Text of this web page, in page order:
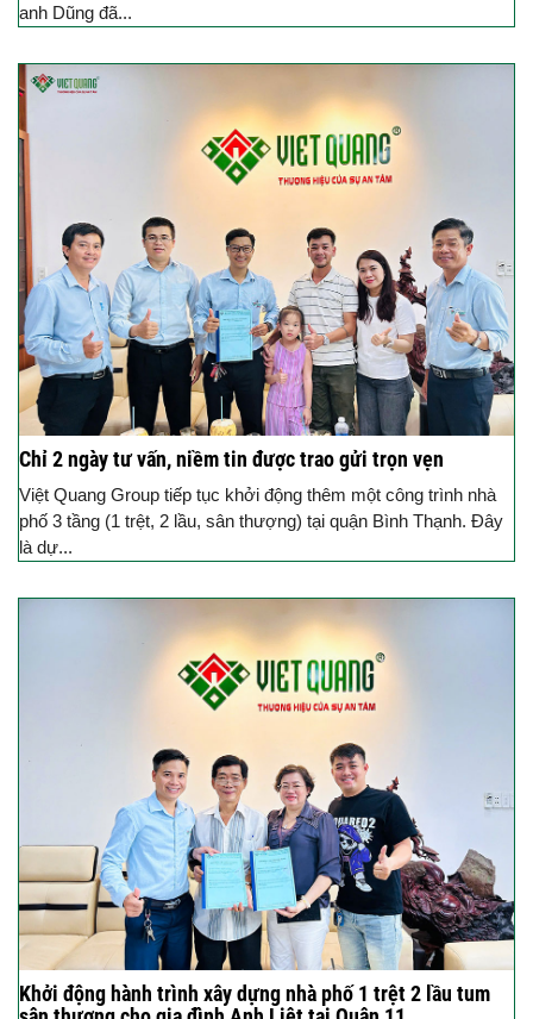
anh Dũng đã...
Chỉ 2 ngày tư vấn, niềm tin được trao gửi trọn vẹn
Việt Quang Group tiếp tục khởi động thêm một công trình nhà
phố 3 tầng (1 trệt, 2 lầu, sân thượng) tại quận Bình Thạnh. Đây
là dự...
Khởi động hành trình xây dựng nhà phố 1 trệt 2 lầu tum